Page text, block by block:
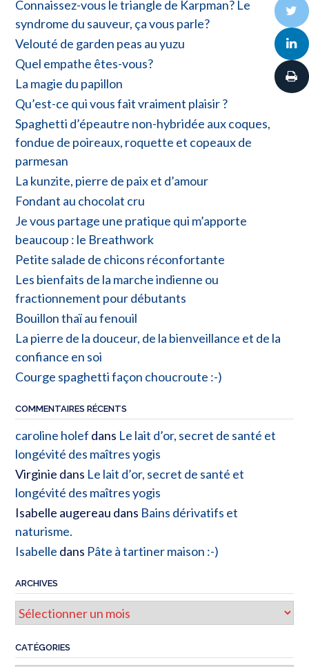
Connaissez-vous le triangle de Karpman? Le
syndrome du sauveur, ça vous parle?
Velouté de garden peas au yuzu
Quel empathe êtes-vous?
La magie du papillon
Qu’est-ce qui vous fait vraiment plaisir ?
Spaghetti d’épeautre non-hybridée aux coques,
fondue de poireaux, roquette et copeaux de
parmesan
La kunzite, pierre de paix et d’amour
Fondant au chocolat cru
Je vous partage une pratique qui m’apporte
beaucoup : le Breathwork
Petite salade de chicons réconfortante
Les bienfaits de la marche indienne ou
fractionnement pour débutants
Bouillon thaï au fenouil
La pierre de la douceur, de la bienveillance et de la
confiance en soi
Courge spaghetti façon choucroute :-)
COMMENTAIRES RÉCENTS
caroline holef dans Le lait d’or, secret de santé et
longévité des maîtres yogis
Virginie dans Le lait d’or, secret de santé et
longévité des maîtres yogis
Isabelle augereau dans Bains dérivatifs et
naturisme.
Isabelle dans Pâte à tartiner maison :-)
ARCHIVES
Archives
CATÉGORIES